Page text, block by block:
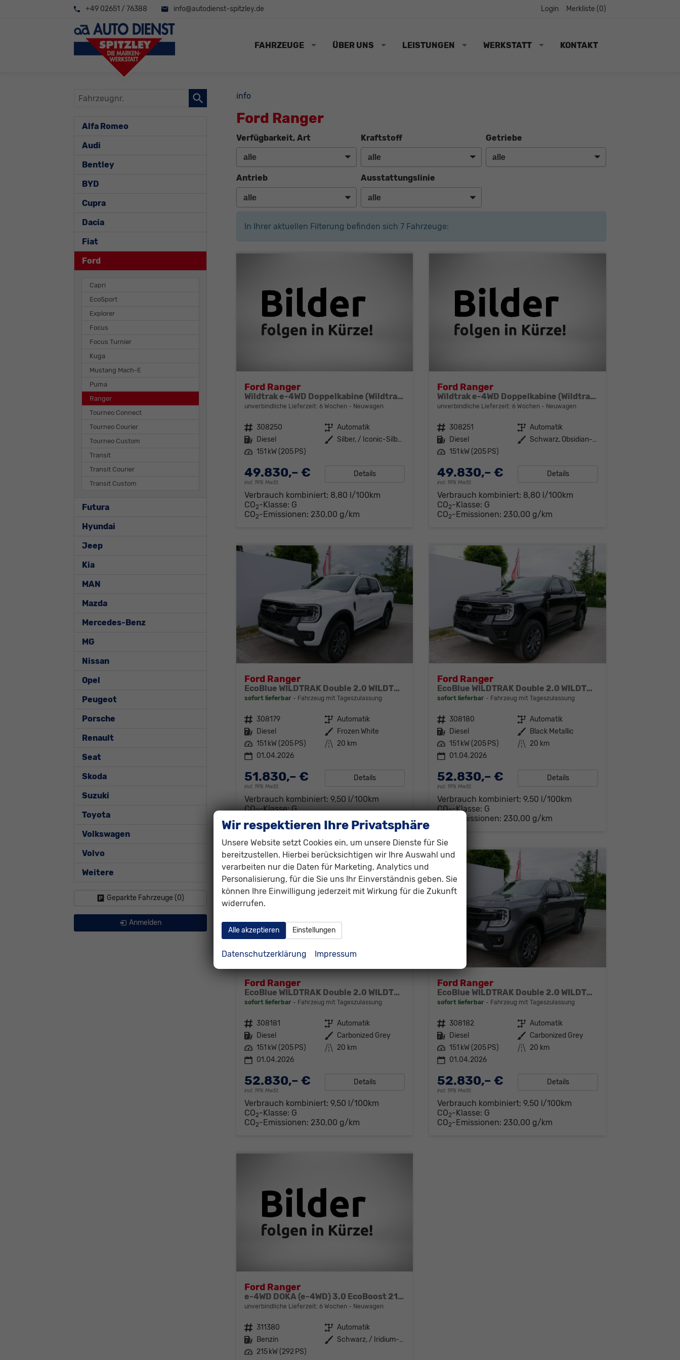
+49 02651 / 76388 info@autodienst-spitzley.de Login Merkliste (0)
FAHRZEUGE ÜBER UNS LEISTUNGEN WERKSTATT KONTAKT
info
Ford Ranger
Verfügbarkeit, Art Kraftstoff Getriebe
Antrieb Ausstattungslinie
In Ihrer aktuellen Filterung befinden sich 7Fahrzeuge:
Ford Ranger
Wildtrak e-4WD Doppelkabine (Wildtrak Doppelkabine) 2.0 EcoBlue 151kW (205 PS) 10-Stufen-Automatikgetriebe
unverbindliche Lieferzeit: 6 Wochen Neuwagen
Fahrzeugnr. 308250 Getriebe Automatik
Kraftstoff Diesel Außenfarbe
Silber, / Iconic-Silber Metallic (000ZH0)
Leistung 151 kW (205 PS)
49.830,– €
incl. 19% MwSt.
Details
Verbrauch kombiniert: 8,80 l/100km
CO2-Klasse: G
CO2-Emissionen: 230,00 g/km
Ford Ranger
Wildtrak e-4WD Doppelkabine (Wildtrak Doppelkabine) 2.0 EcoBlue 151kW (205 PS) 10-Stufen-Automatikgetriebe
unverbindliche Lieferzeit:6 Wochen Neuwagen
Fahrzeugnr. 308251 Getriebe Automatik
Kraftstoff Diesel Außenfarbe
Schwarz, Obsidian-Schwarz Metallic (000ZH0)
Leistung 151 kW (205 PS)
49.830,– €
incl. 19% MwSt.
Details
Verbrauch kombiniert: 8,80 l/100km
CO2-Klasse: G
CO2-Emissionen: 230,00 g/km
Ford Ranger
EcoBlue WILDTRAK Double 2.0 WILDTRAK*AHK*NAVI*LED*PDC*KAMERA*TEMPOMAT*SHZ*KLIMA
sofort lieferbar Fahrzeug mit Tageszulassung
Fahrzeugnr. 308179 Getriebe Automatik
Kraftstoff Diesel Außenfarbe Frozen White
Leistung 151 kW (205 PS) Kilometerstand 20 km
01.04.2026
51.830,– €
incl. 19% MwSt.
Details
Verbrauch kombiniert: 9,50 l/100km
CO2-Klasse: G
-Emissionen: 230,00 g/km
Ford Ranger
EcoBlue WILDTRAK Double 2.0 WILDTRAK*AHK*NAVI*LED*PDC*KAMERA*TEMPOMAT*SHZ*KLIMA
sofort lieferbar Fahrzeug mit Tageszulassung
Fahrzeugnr. 308180 Getriebe Automatik
Kraftstoff Diesel Außenfarbe Black Metallic
Leistung 151 kW (205 PS) Kilometerstand 20 km
01.04.2026
52.830,– €
incl. 19% MwSt.
Details
Verbrauch kombiniert:9,50 l/100km
CO2-Klasse: G
-Emissionen: 230,00 g/km
Ford Ranger
EcoBlue WILDTRAK Double 2.0 WILDTRAK*AHK*NAVI*LED*PDC*KAMERA*TEMPOMAT*SHZ*KLIMA
sofort lieferbar Fahrzeug mit Tageszulassung
Fahrzeugnr. 308181 Getriebe Automatik
Kraftstoff Diesel Außenfarbe Carbonized Grey
Leistung 151 kW (205 PS) Kilometerstand 20 km
01.04.2026
52.830,– €
incl. 19% MwSt.
Details
Verbrauch kombiniert: 9,50 l/100km
CO2-Klasse: G
CO2-Emissionen: 230,00 g/km
Ford Ranger
EcoBlue WILDTRAK Double 2.0 WILDTRAK*AHK*NAVI*LED*PDC*KAMERA*TEMPOMAT*SHZ*KLIMA
sofort lieferbar Fahrzeug mit Tageszulassung
Fahrzeugnr. 308182 Getriebe Automatik
Kraftstoff Diesel Außenfarbe Carbonized Grey
Leistung 151 kW (205 PS) Kilometerstand 20 km
01.04.2026
52.830,– €
incl. 19% MwSt.
Details
Verbrauch kombiniert:9,50 l/100km
CO2-Klasse: G
CO2-Emissionen: 230,00 g/km
Ford Ranger
e-4WD DOKA (e-4WD) 3.0 EcoBoost 215kW (292 PS) 4WD 1-Gang-DSG
unverbindliche Lieferzeit: 6 Wochen Neuwagen
Fahrzeugnr. 311380 Getriebe Automatik
Kraftstoff Benzin Außenfarbe
Schwarz, / Iridium-Schwarz Metallic (000ZH0)
Leistung 215 kW (292 PS)
Fahrzeugnr.
Alfa Romeo
Audi
Bentley
BYD
Cupra
Dacia
Fiat
Ford
Capri
EcoSport
Explorer
Focus
Focus Turnier
Kuga
Mustang Mach-E
Puma
Ranger
Tourneo Connect
Tourneo Courier
Tourneo Custom
Transit
Transit Courier
Transit Custom
Futura
Hyundai
Jeep
Kia
MAN
Mazda
Mercedes-Benz
MG
Nissan
Opel
Peugeot
Porsche
Renault
Seat
Skoda
Suzuki
Toyota
Volkswagen
Volvo
Weitere
Geparkte Fahrzeuge (0)
Anmelden
Wir respektieren Ihre Privatsphäre
Unsere Website setzt Cookies ein, um unsere Dienste für Sie
bereitzustellen. Hierbei berücksichtigen wir Ihre Auswahl und
verarbeiten nur die Daten für Marketing, Analytics und
Personalisierung, für die Sie uns Ihr Einverständnis geben. Sie
können Ihre Einwilligung jederzeit mit Wirkung für die Zukunft
widerrufen.
Alle akzeptieren Einstellungen
Datenschutzerklärung Impressum